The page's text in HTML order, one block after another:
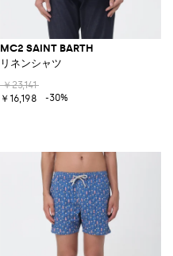
MC2 SAINT BARTH
リネンシャツ
￥23,141
￥16,198
-30%